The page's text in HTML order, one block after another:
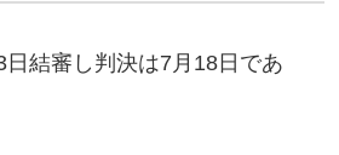
結審し判決は7月18日であ